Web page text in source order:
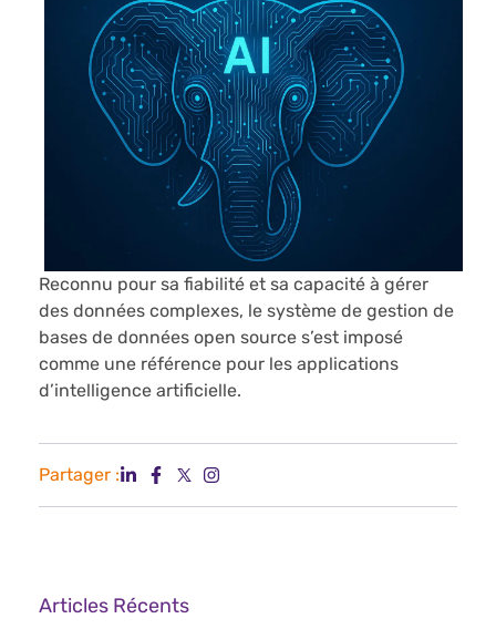
Reconnu pour sa fiabilité et sa capacité à gérer
des données complexes, le système de gestion de
bases de données open source s’est imposé
comme une référence pour les applications
d’intelligence artificielle.
Partager :
Articles Récents